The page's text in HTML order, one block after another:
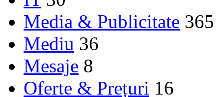
Media & Publicitate 365
Mediu 36
Mesaje 8
Oferte & Prețuri 16